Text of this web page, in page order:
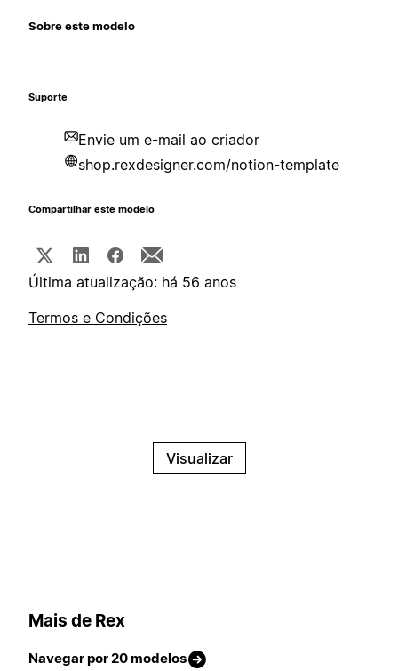
Sobre este modelo
Suporte
Envie um e-mail ao criador
shop.rexdesigner.com/notion-template
Compartilhar este modelo
Última atualização: há 56 anos
Termos e Condições
Visualizar
Mais de Rex
Navegar por 20 modelos